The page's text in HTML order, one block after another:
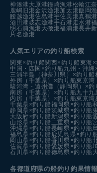
神湊港 大原港鐘崎漁港松輪江
鹿嶋旧港金沢漁港加太港飯岡
腰越漁港佐島港宇佐美港真鶴港
酒田港岐志漁港手石港 走水港
明石浦漁港 大磯港福浦港長井
片名漁港
人気エリアの釣り船検索
関東×釣り船関西×釣り船 東海
中国・四国×釣り船 九州・沖縄
三浦半島（神奈川県）×釣り船
外房（千葉県）×釣り船東京湾
駿河湾・遠州灘（静岡県）×釣
南房（千葉県）×釣り船九十九
内房（千葉県）×釣り船東京湾
千葉県×釣り船福岡県×釣り船
静岡県×釣り船茨城県×釣り船
大阪府×釣り船 新潟県×釣り船
山形県×釣り船 三重県×釣り船
沖縄県×釣り船長崎県×釣り船
福島県×釣り船 鹿児島県×釣り
岡山県×釣り船香川県×釣り船
佐賀県×釣り船愛媛県×釣り船
石川県×釣り船徳島県×釣り船
各都道府県の船釣り釣果情報